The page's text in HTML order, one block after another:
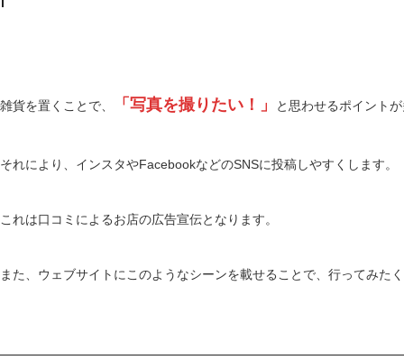
雑貨を置くことで、 「写真を撮りたい！」 と思わせるポイント
それにより、インスタやFacebookなどのSNSに投稿しやすくします。
これは口コミによるお店の広告宣伝となります。
また、ウェブサイトにこのようなシーンを載せることで、行ってみた